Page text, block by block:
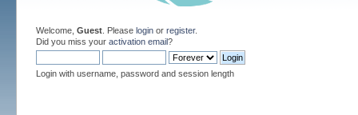
Welcome, Guest. Please loginor register.
Did you miss your activation email?
Login with username, password and session length